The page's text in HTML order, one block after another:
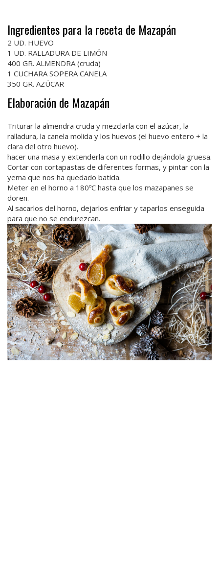
Ingredientes para la receta de Mazapán
2 UD. HUEVO
1 UD. RALLADURA DE LIMÓN
400 GR. ALMENDRA (cruda)
1 CUCHARA SOPERA CANELA
350 GR. AZÚCAR
Elaboración de Mazapán
Triturar la almendra cruda y mezclarla con el azúcar, la
ralladura, la canela molida y los huevos (el huevo entero + la
clara del otro huevo).
hacer una masa y extenderla con un rodillo dejándola gruesa.
Cortar con cortapastas de diferentes formas, y pintar con la
yema que nos ha quedado batida.
Meter en el horno a 180ºC hasta que los mazapanes se
doren.
Al sacarlos del horno, dejarlos enfriar y taparlos enseguida
para que no se endurezcan.